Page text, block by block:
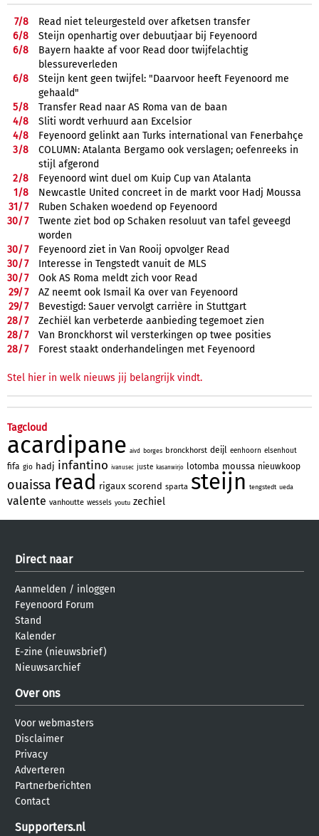
7/8
Read niet teleurgesteld over afketsen transfer
6/8
Steijn openhartig over debuutjaar bij Feyenoord
6/8
Bayern haakte af voor Read door twijfelachtig
blessureverleden
6/8
Steijn kent geen twijfel: "Daarvoor heeft Feyenoord me
gehaald"
5/8
Transfer Read naar AS Roma van de baan
4/8
Sliti wordt verhuurd aan Excelsior
4/8
Feyenoord gelinkt aan Turks international van Fenerbahçe
3/8
COLUMN: Atalanta Bergamo ook verslagen; oefenreeks in
stijl afgerond
2/8
Feyenoord wint duel om Kuip Cup van Atalanta
1/8
Newcastle United concreet in de markt voor Hadj Moussa
31/7
Ruben Schaken woedend op Feyenoord
30/7
Twente ziet bod op Schaken resoluut van tafel geveegd
worden
30/7
Feyenoord ziet in Van Rooij opvolger Read
30/7
Interesse in Tengstedt vanuit de MLS
30/7
Ook AS Roma meldt zich voor Read
29/7
AZ neemt ook Ismail Ka over van Feyenoord
29/7
Bevestigd: Sauer vervolgt carrière in Stuttgart
28/7
Zechiël kan verbeterde aanbieding tegemoet zien
28/7
Van Bronckhorst wil versterkingen op twee posities
28/7 Forest staakt onderhandelingen met Feyenoord
Stel hier in welk nieuws jij belangrijk vindt.
Tagcloud
acardipane aivd borges bronckhorst deijl eenhoorn elsenhout
fifa gio hadj infantino ivanusec juste kasanwirjo lotomba moussa nieuwkoop
ouaissa read rigaux scorend sparta steijn tengstedt ueda
valente vanhoutte wessels youtu zechiel
Direct naar
Aanmelden / inloggen
Feyenoord Forum
Stand
Kalender
E-zine (nieuwsbrief)
Nieuwsarchief
Over ons
Voor webmasters
Disclaimer
Privacy
Adverteren
Partnerberichten
Contact
Supporters.nl